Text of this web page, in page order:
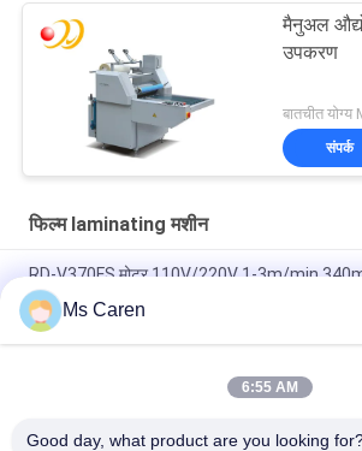
मैनुअल
उपकरण
बातचीत
संपर्क
फिल्म laminating मशीन
RD-V370FS मोटर 110V/220V 1-3m/min
साथ बुद्धिमान कम्प्यूटरीकृत पेपर फिल्म लेमिनेटिंग मशीन
PRY-390D 520D 650D एक-लिप के साथ पवन
Ms Caren
6:55 AM
Good day, what product are you looking